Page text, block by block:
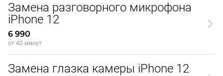
Замена разговорного микрофона
iPhone 12
6 990
от 40 минут
Замена глазка камеры iPhone 12